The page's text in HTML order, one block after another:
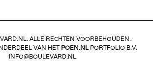
ALLE RECHTEN VOORBEHOUDEN.
VAN HET POEN.NLPORTFOLIO B.V.
INFO@BOULEVARD.NL